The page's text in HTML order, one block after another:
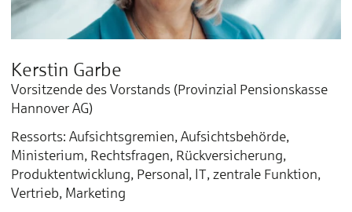
Kerstin Garbe
Vorsitzende des Vorstands (Provinzial Pensionskasse
Hannover AG)
Ressorts: Aufsichtsgremien, Aufsichtsbehörde,
Ministerium, Rechtsfragen, Rückversicherung,
Produktentwicklung, Personal, IT, zentrale Funktion,
Vertrieb, Marketing